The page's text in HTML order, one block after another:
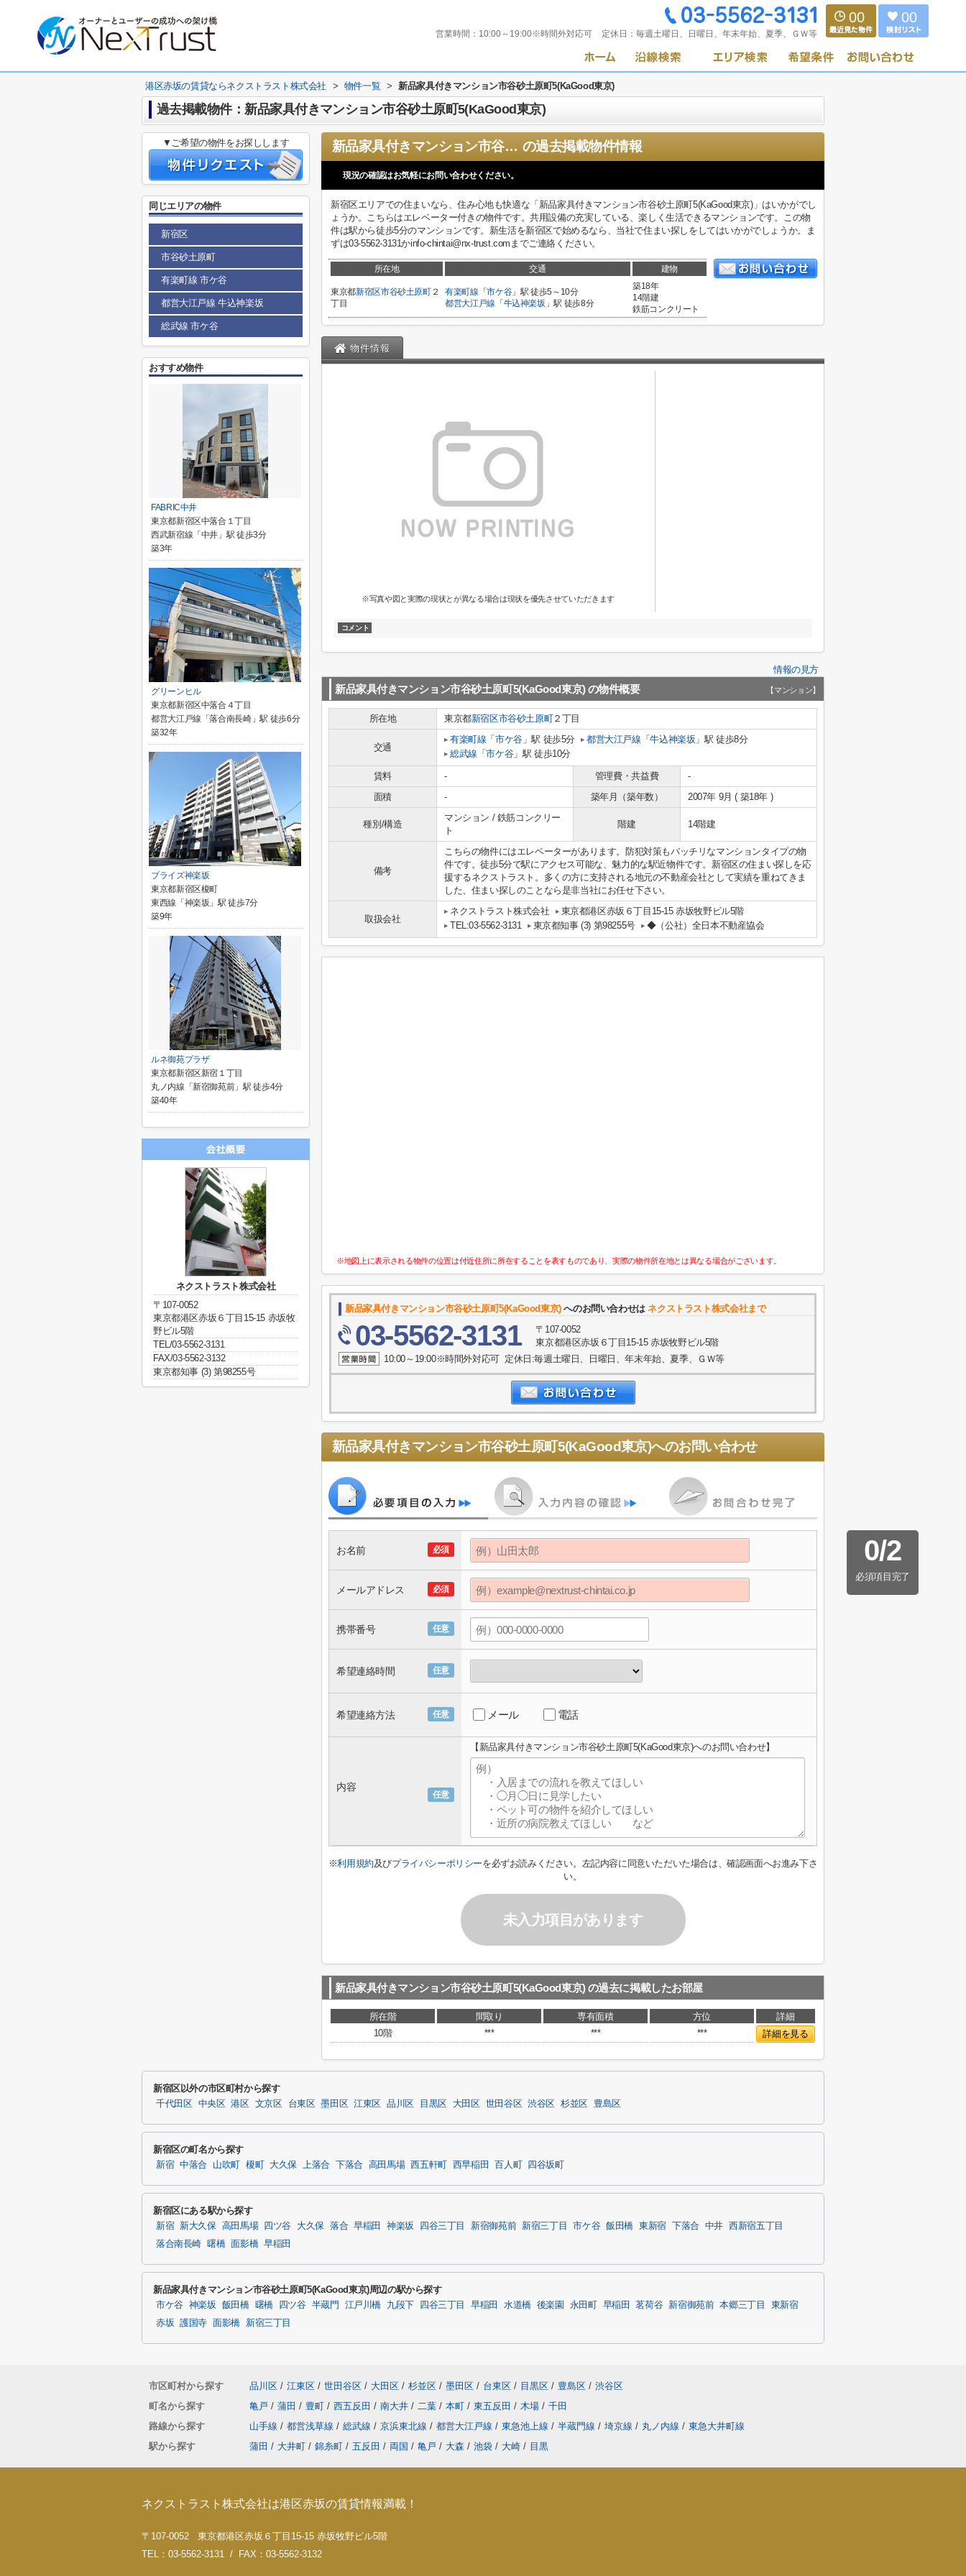
営業時間： 10:00～19:00※時間外対応可 定休日： 毎週土曜日、日曜日、年末年始、夏季、ＧＷ等
00 00
港区赤坂の賃貸ならネクストラスト株式会社 > 物件一覧 > 新品家具付きマンション市谷砂土原町5(KaGood東京)
過去掲載物件：新品家具付きマンション市谷砂土原町5(KaGood東京)
新品家具付きマンション市谷砂土原町5(KaGood東京) の過去掲載物件情報
現況の確認はお気軽にお問い合わせください。
新宿区エリアでの住まいなら、住み心地も快適な「新品家具付きマンション市谷砂土原町5(KaGood東京)」はいかがでし
ょうか。こちらはエレベーター付きの物件です。共用設備の充実している、楽しく生活できるマンションです。この物
件は駅から徒歩5分のマンションです。新生活を新宿区で始めるなら、当社で住まい探しをしてはいかがでしょうか。ま
ずは03-5562-3131かinfo-chintai@nx-trust.comまでご連絡ください。
所在地 交通 建物
東京都新宿区市谷砂土原町２
丁目
有楽町線 「市ケ谷」駅 徒歩5～10分
都営大江戸線 「 牛込神楽坂 」駅 徒歩8分
築18年
14階建
鉄筋コンクリート
物件情報
※写真や図と実際の現状とが異なる場合は現状を優先させていただきます
コメント
情報の見方
新品家具付きマンション市谷砂土原町5(KaGood東京) の物件概要 【マンション】
所在地 東京都新宿区市谷砂土原町２丁目
交通
有楽町線 「市ケ谷」駅 徒歩5分 都営大江戸線 「牛込神楽坂 」駅 徒歩8分
総武線 「市ケ谷」駅 徒歩10分
賃料 - 管理費・共益費
-
面積
- 築年月（築年数） 2007年 9月 ( 築18年 )
種別/構造
マンション / 鉄筋コンクリー
ト
階建 14階建
備考
こちらの物件にはエレベーターがあります。防犯対策もバッチリなマンションタイプの物
件です。徒歩5分で駅にアクセス可能な、魅力的な駅近物件です。新宿区の住まい探しを応
援するネクストラスト。多くの方に支持される地元の不動産会社として実績を重ねてきま
した、住まい探しのことなら是非当社にお任せ下さい。
取扱会社
ネクストラスト株式会社
東京都港区赤坂６丁目15-15 赤坂牧野ビル5階
TEL:03-5562-3131
東京都知事 (3) 第98255号 ◆（公社）全日本不動産協会
※地図上に表示される物件の位置は付近住所に所在することを表すものであり、実際の物件所在地とは異なる場合がございます。
新品家具付きマンション市谷砂土原町5(KaGood東京)へのお問い合わせはネクストラスト株式会社まで
03-5562-3131
〒107-0052
東京都港区赤坂６丁目15-15 赤坂牧野ビル5階
10:00～19:00※時間外対応可 定休日:毎週土曜日、日曜日、年末年始、夏季、ＧＷ等
新品家具付きマンション市谷砂土原町5(KaGood東京)へのお問い合わせ
0/2
必須項目完了
必須
お名前
必須
メールアドレス
任意
携帯番号
任意
希望連絡時間
任意
希望連絡方法 メール 電話
任意
内容
【新品家具付きマンション市谷砂土原町5(KaGood東京)へのお問い合わせ】
※利用規約及びプライバシーポリシーを必ずお読みください。左記内容に同意いただいた場合は、確認画面へお進み下さ
い。
未入力項目があります
新品家具付きマンション市谷砂土原町5(KaGood東京) の過去に掲載したお部屋
所在階 間取り 専有面積 方位
詳細
10階
*** *** *** 詳細を見る
▼ご希望の物件をお探しします
同じエリアの物件
新宿区
市谷砂土原町
有楽町線 市ケ谷
都営大江戸線 牛込神楽坂
総武線 市ケ谷
おすすめ物件
FABRIC中井
東京都新宿区中落合１丁目
西武新宿線「中井」駅 徒歩3分
築3年
グリーンヒル
東京都新宿区中落合４丁目
都営大江戸線「落合南長崎」駅 徒歩6分
築32年
ブライズ神楽坂
東京都新宿区榎町
東西線「神楽坂」駅 徒歩7分
築9年
ルネ御苑プラザ
東京都新宿区新宿１丁目
丸ノ内線「新宿御苑前」駅 徒歩4分
築40年
ネクストラスト株式会社
〒107-0052
東京都港区赤坂６丁目15-15 赤坂牧
野ビル5階
TEL/03-5562-3131
FAX/03-5562-3132
東京都知事 (3) 第98255号
新宿区以外の市区町村から探す
千代田区 中央区 港区 文京区 台東区 墨田区 江東区 品川区 目黒区 大田区 世田谷区 渋谷区 杉並区 豊島区
新宿区の町名から探す
新宿 中落合 山吹町 榎町 大久保 上落合 下落合 高田馬場 西五軒町 西早稲田 百人町 四谷坂町
新宿区にある駅から探す
新宿 新大久保 高田馬場 四ツ谷 大久保 落合 早稲田 神楽坂 四谷三丁目 新宿御苑前 新宿三丁目 市ケ谷 飯田橋 東新宿 下落合 中井
西新宿五丁目
落合南長崎 曙橋 面影橋 早稲田
新品家具付きマンション市谷砂土原町5(KaGood東京)周辺の駅から探す
市ケ谷 神楽坂 飯田橋 曙橋 四ツ谷 半蔵門 江戸川橋 九段下 四谷三丁目 早稲田 水道橋 後楽園 永田町 早稲田 茗荷谷 新宿御苑前 本郷三丁目
東新宿
赤坂 護国寺 面影橋 新宿三丁目
市区町村から探す 品川区 / 江東区 / 世田谷区 / 大田区 / 杉並区 / 墨田区 / 台東区 / 目黒区 / 豊島区 / 渋谷区
町名から探す
亀戸 / 蒲田 / 豊町 / 西五反田 / 南大井 / 二葉 / 本町 / 東五反田 / 木場 / 千田
路線から探す
山手線 / 都営浅草線 / 総武線 / 京浜東北線 / 都営大江戸線 / 東急池上線 / 半蔵門線 / 埼京線 / 丸ノ内線 / 東急大井町線
駅から探す
蒲田 / 大井町 / 錦糸町 / 五反田 / 両国 / 亀戸 / 大森 / 池袋 / 大崎 / 目黒
ネクストラスト株式会社は港区赤坂の賃貸情報満載！
〒107-0052 東京都港区赤坂６丁目15-15 赤坂牧野ビル5階
TEL：03-5562-3131 / FAX：03-5562-3132